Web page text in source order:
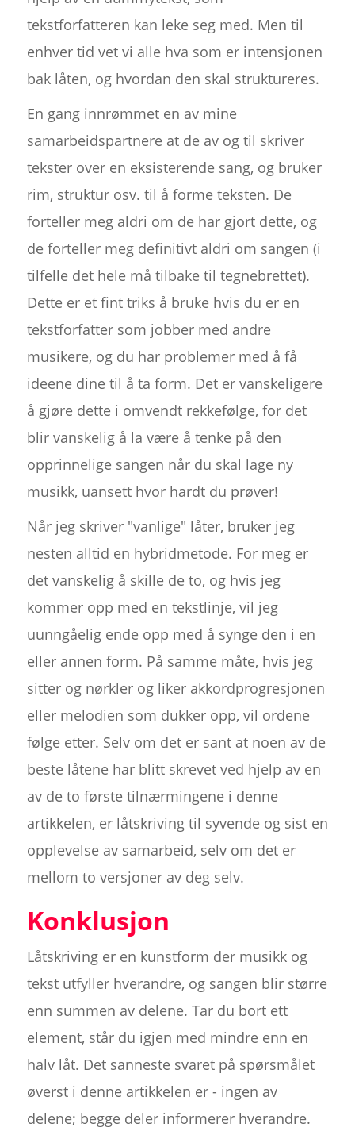
tekstforfatteren kan leke seg med. Men til
enhver tid vet vi alle hva som er intensjonen
bak låten, og hvordan den skal struktureres.
En gang innrømmet en av mine
samarbeidspartnere at de av og til skriver
tekster over en eksisterende sang, og bruker
rim, struktur osv. til å forme teksten. De
forteller meg aldri om de har gjort dette, og
de forteller meg definitivt aldri om sangen (i
tilfelle det hele må tilbake til tegnebrettet).
Dette er et fint triks å bruke hvis du er en
tekstforfatter som jobber med andre
musikere, og du har problemer med å få
ideene dine til å ta form. Det er vanskeligere
å gjøre dette i omvendt rekkefølge, for det
blir vanskelig å la være å tenke på den
opprinnelige sangen når du skal lage ny
musikk, uansett hvor hardt du prøver!
Når jeg skriver "vanlige" låter, bruker jeg
nesten alltid en hybridmetode. For meg er
det vanskelig å skille de to, og hvis jeg
kommer opp med en tekstlinje, vil jeg
uunngåelig ende opp med å synge den i en
eller annen form. På samme måte, hvis jeg
sitter og nørkler og liker akkordprogresjonen
eller melodien som dukker opp, vil ordene
følge etter. Selv om det er sant at noen av de
beste låtene har blitt skrevet ved hjelp av en
av de to første tilnærmingene i denne
artikkelen, er låtskriving til syvende og sist en
opplevelse av samarbeid, selv om det er
mellom to versjoner av deg selv.
Konklusjon
Låtskriving er en kunstform der musikk og
tekst utfyller hverandre, og sangen blir større
enn summen av delene. Tar du bort ett
element, står du igjen med mindre enn en
halv låt. Det sanneste svaret på spørsmålet
øverst i denne artikkelen er - ingen av
delene; begge deler informerer hverandre.